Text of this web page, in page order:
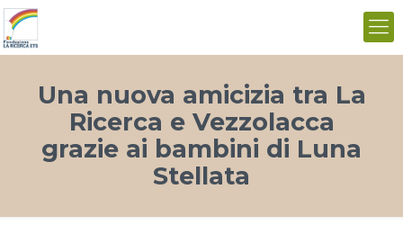
Una nuova amicizia tra La
Ricerca e Vezzolacca
grazie ai bambini di Luna
Stellata